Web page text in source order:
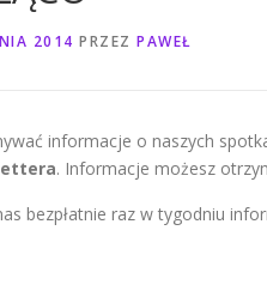
2014 PRZEZ PAWEŁ
informacje o naszych
. Informacje możesz
bezpłatnie raz w tygodniu